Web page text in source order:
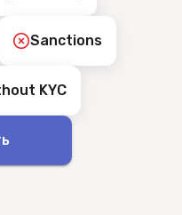
Sanctions
KYC